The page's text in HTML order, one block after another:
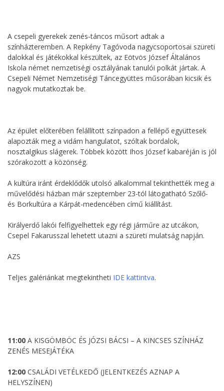
A csepeli gyerekek zenés-táncos műsort adtak a
színházteremben. A Repkény Tagóvoda nagycsoportosai szüreti
dalokkal és játékokkal készültek, az Eötvös József Általános
Iskola német nemzetiségi osztályának tanulói polkát jártak. A
Csepeli Német Nemzetiségi Táncegyüttes műsorában kicsik és
nagyok mutatkoztak be.
Az épület előterében felállított színpadon a fellépő együttesek
alapozták meg a vidám hangulatot, szóltak bordalok,
nosztalgikus slágerek. Többek között Ihos József kabaréján is jól
szórakozott a közönség.
A kultúra iránt érdeklődők utolsó alkalommal tekinthették meg a
művelődési házban már szeptember 23-tól látogatható Szőlő-
és Borkultúra a Kárpát-medencében című kiállítást.
Királyerdő lakói felfigyelhettek egy régi járműre az utcákon,
Csepel Fakarusszal lehetett utazni a szüreti mulatság napján.
AZS
Teljes galériánkat megtekintheti IDE kattintva.
11:00 A KISGÖMBÖC ÉS JÓZSI BÁCSI – A KINCSES SZÍNHÁZ
ZENÉS MESEJÁTÉKA
12:00 CSALÁDI VETÉLKEDŐ (JELENTKEZÉS AZNAP A
HELYSZÍNEN)